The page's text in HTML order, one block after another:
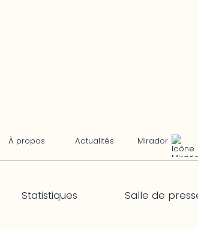
À propos Actualités Mirador
Statistiques Salle de